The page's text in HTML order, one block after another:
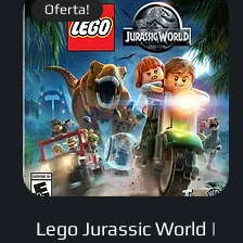
Oferta!
Lego Jurassic World |